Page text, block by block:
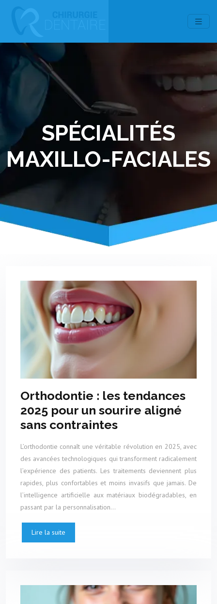
SPÉCIALITÉS
MAXILLO-FACIALES
Orthodontie : les tendances
2025 pour un sourire aligné
sans contraintes
L’orthodontie connaît une véritable révolution en 2025, avec
des avancées technologiques qui transforment radicalement
l’expérience des patients. Les traitements deviennent plus
rapides, plus confortables et moins invasifs que jamais. De
l’intelligence artificielle aux matériaux biodégradables, en
passant par la personnalisation…
Lire la suite